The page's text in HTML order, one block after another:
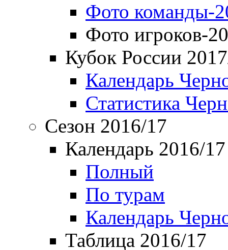
Фото команды-
Фото игроков-
Кубок России
Календарь
Статистика
Сезон 2016/17
Календарь 2016/17
Полный
По турам
Календарь
Таблица 2016/17